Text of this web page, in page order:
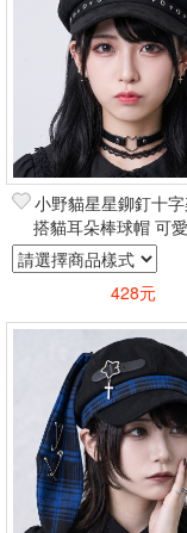
小野貓星星鉚釘十
搭貓耳朵棒球帽 可
古著潮流暗黑街
428元